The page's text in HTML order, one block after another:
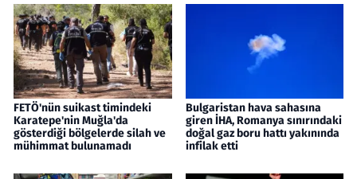
FETÖ'nün suikast timindeki
Karatepe'nin Muğla'da
gösterdiği bölgelerde silah ve
mühimmat bulunamadı
Bulgaristan hava sahasına
giren İHA, Romanya sınırındaki
doğal gaz boru hattı yakınında
infilak etti